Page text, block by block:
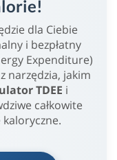
dla Ciebie
i bezpłatny
Expenditure)
narzędzia, jakim
TDEE i
całkowite